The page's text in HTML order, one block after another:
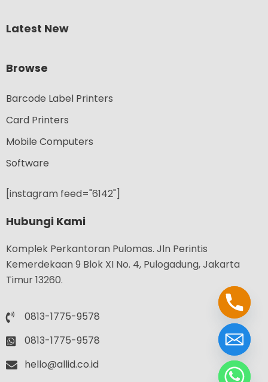
Latest New
Browse
Barcode Label Printers
Card Printers
Mobile Computers
Software
[instagram feed="6142"]
Hubungi Kami
Komplek Perkantoran Pulomas. Jln Perintis
Kemerdekaan 9 Blok XI No. 4, Pulogadung, Jakarta
Timur 13260.
0813-1775-9578
0813-1775-9578
hello@allid.co.id